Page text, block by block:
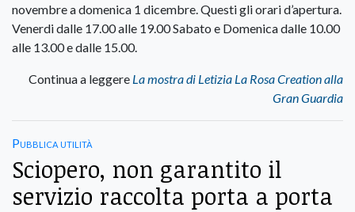
novembre a domenica 1 dicembre. Questi gli orari d’apertura.
Venerdi dalle 17.00 alle 19.00 Sabato e Domenica dalle 10.00
alle 13.00 e dalle 15.00.
Continua a leggere La mostra di Letizia La Rosa Creation alla
Gran Guardia
Pubblica utilità
Sciopero, non garantito il
servizio raccolta porta a porta